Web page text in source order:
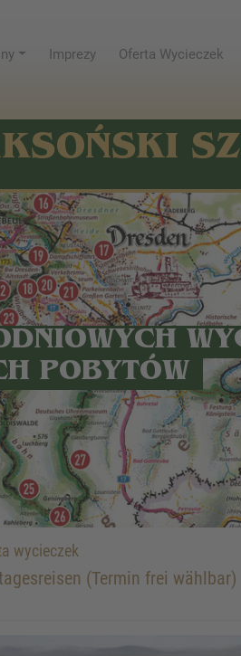
Imprezy Oferta Wycieczek
POBYTÓW
wycieczek
(Termin frei wählbar)